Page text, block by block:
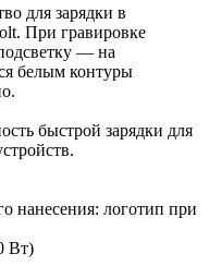
для зарядки в
При гравировке
— на
белым контуры
быстрой зарядки для
нанесения: логотип при
Вт)